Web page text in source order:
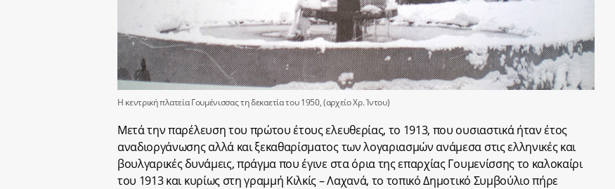
Η κεντρική πλατεία Γουμένισσας τη δεκαετία του 1950, (αρχείο Χρ. Ίντου)
Μετά την παρέλευση του πρώτου έτους ελευθερίας, το 1913, που ουσιαστικά ήταν έτος
αναδιοργάνωσης αλλά και ξεκαθαρίσματος των λογαριασμών ανάμεσα στις ελληνικές και
βουλγαρικές δυνάμεις, πράγμα που έγινε στα όρια της επαρχίας Γουμενίσσης το καλοκαίρι
του 1913 και κυρίως στη γραμμή Κιλκίς – Λαχανά, το τοπικό Δημοτικό Συμβούλιο πήρε